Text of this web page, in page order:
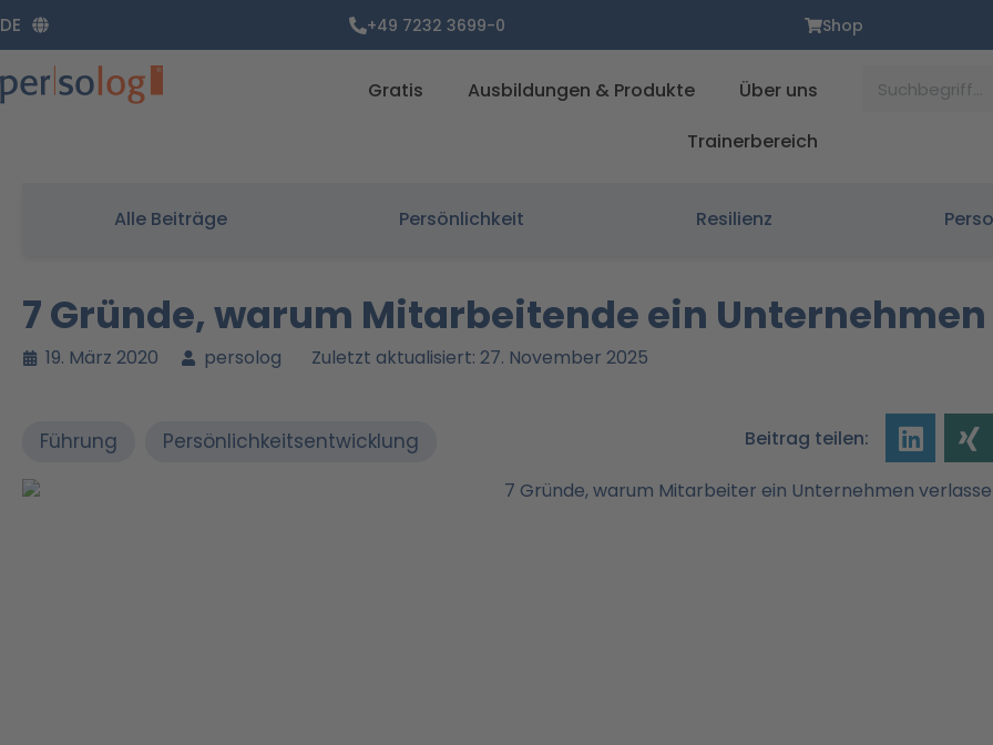
Inhalt
springen
DE +49 7232 3699-0 Shop
Gratis Ausbildungen & Produkte
Über uns
Trainerbereich
Alle Beiträge Persönlichkeit Resilienz
7 Gründe, warum Mitarbeitende ein
19. März 2020 persolog Zuletzt aktualisiert: 27. November 2025
Führung Persönlichkeitsentwicklung Beitrag teilen: